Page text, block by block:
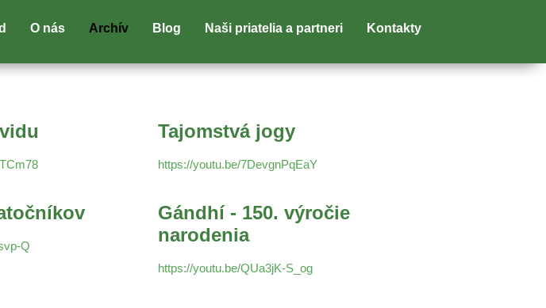
O nás Archív Blog Naši priatelia a partneri Kontakty
Tajomstvá jogy
https://youtu.be/7DevgnPqEaY
Q
Gándhí - 150. výročie
narodenia
https://youtu.be/QUa3jK-S_og